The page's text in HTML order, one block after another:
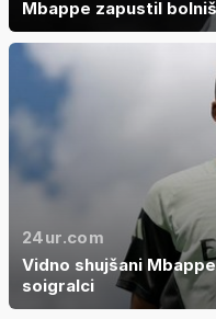
Mbappe zapustil
24ur.com
Vidno shujšani
soigralci